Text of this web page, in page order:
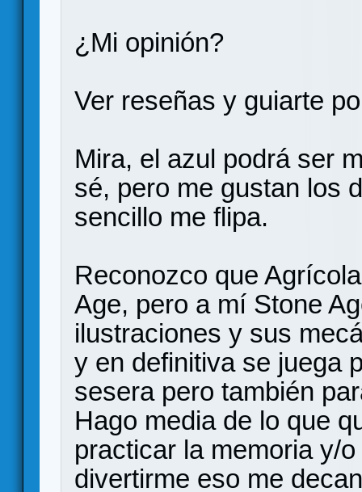
¿Mi opinión?
Ver reseñas y guiarte
Mira, el azul podrá ser
sé, pero me gustan los
sencillo me flipa.
Reconozco que
Age, pero a mí Stone
ilustraciones y sus
y en definitiva se juega
sesera pero también
Hago media de lo que
practicar la memoria y/
divertirme eso me